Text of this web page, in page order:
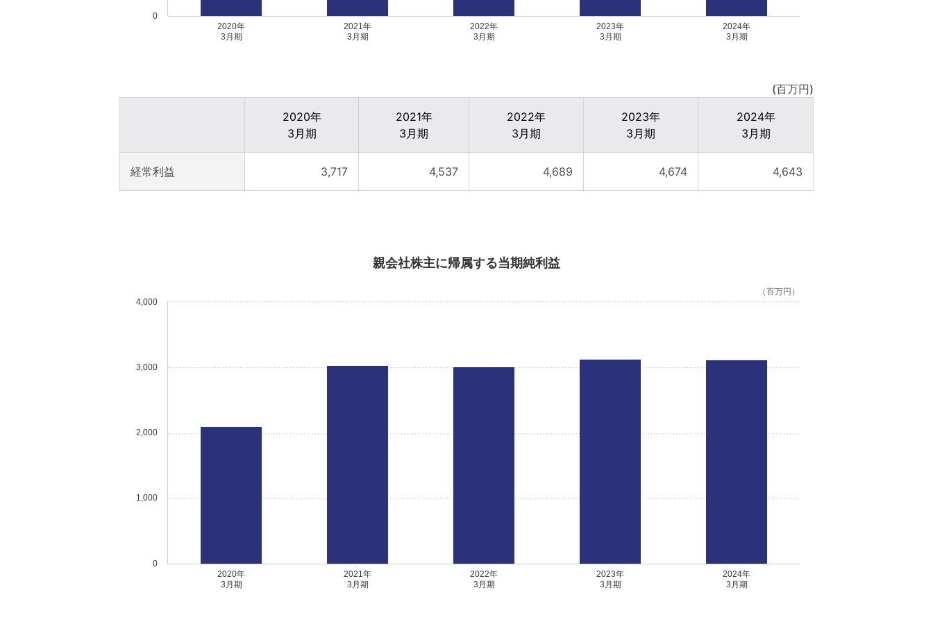
2020年
3月期
2021年
3月期
2022年
3月期
2023年
3月期
2024年
3月期
0
(百万円)
2020年
3月期
2021年
3月期
2022年
3月期
2023年
3月期
2024年
3月期
経常利益 3,717 4,537 4,689 4,674 4,643
親会社株主に帰属する当期純利益
2020年
3月期
2021年
3月期
2022年
3月期
2023年
3月期
2024年
3月期
0
1,000
2,000
3,000
4,000
（百万円）